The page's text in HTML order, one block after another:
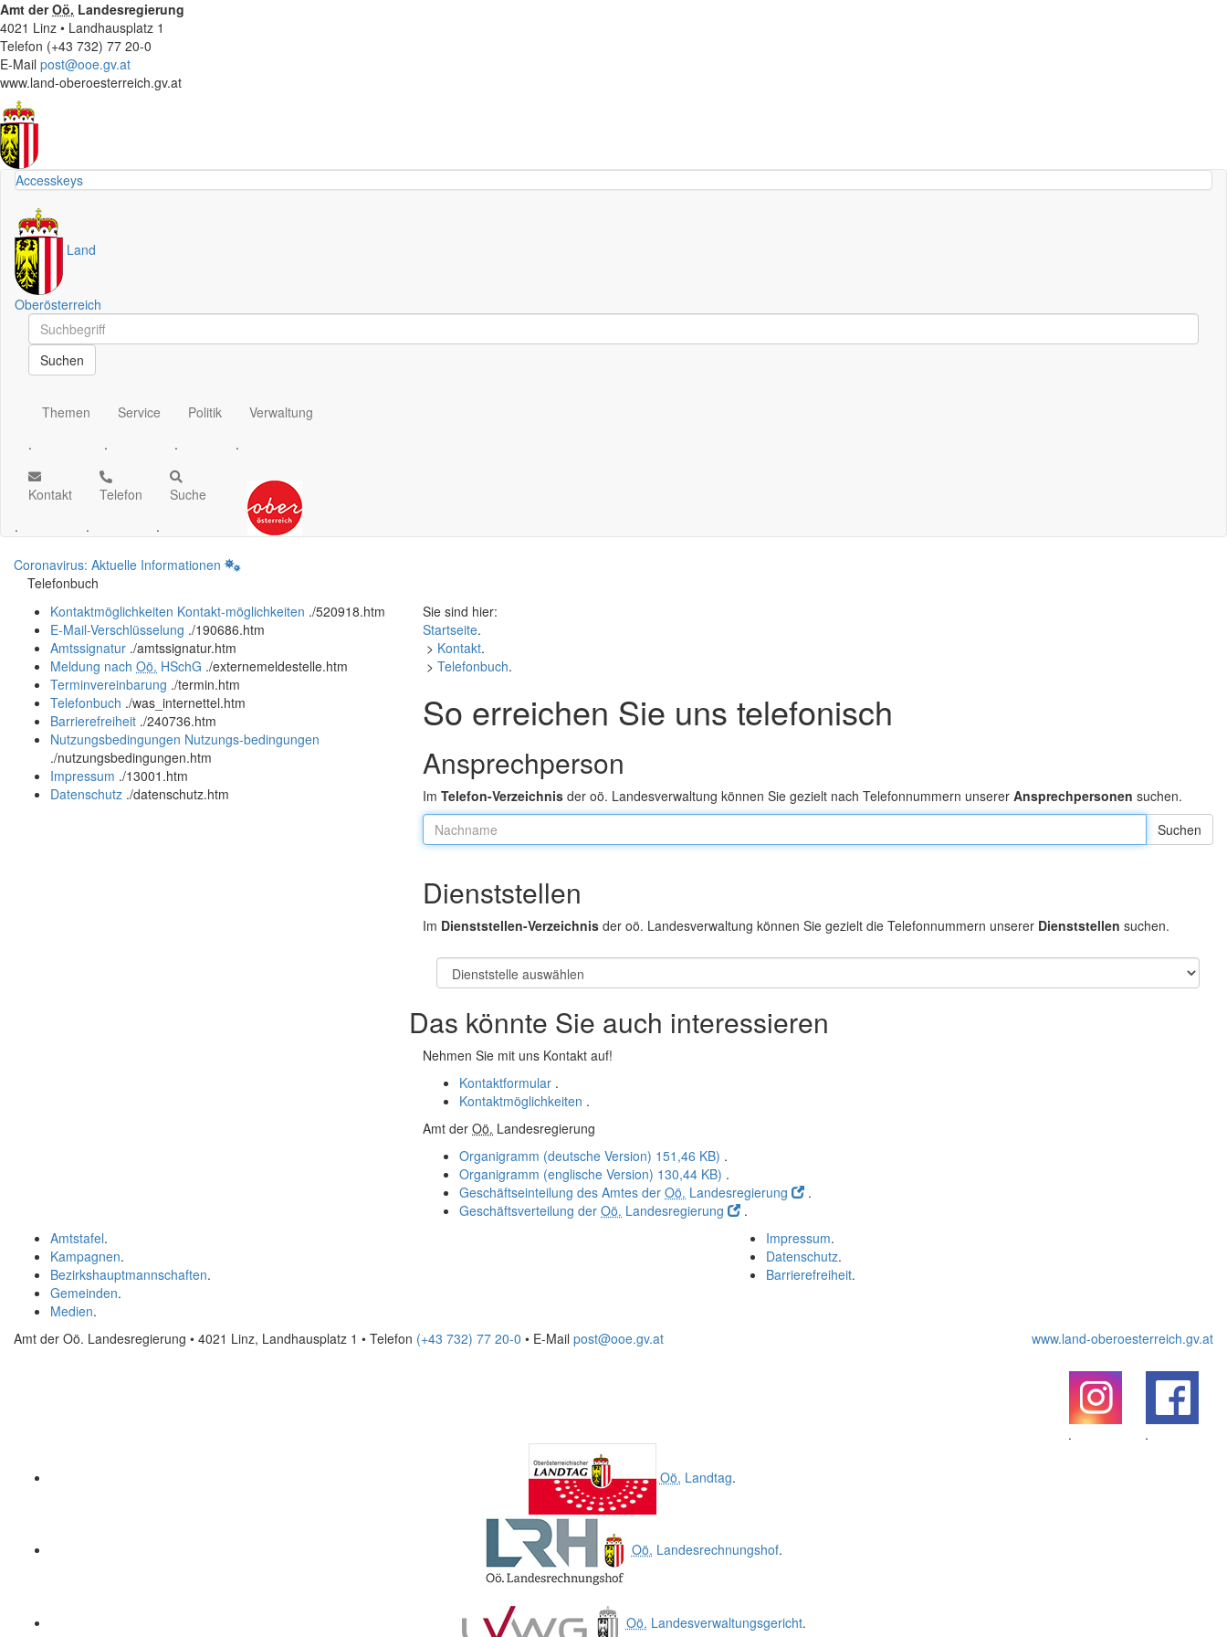
Amt derOö. Landesregierung
4021 Linz • Landhausplatz 1
Telefon (+43 732) 77 20-0
E-Mail post@ooe.gv.at
www.land-oberoesterreich.gv.at
Accesskeys
Land
Oberösterreich
Schnellsuche
Schnellsuche
Suchen
Themen
.
Service
.
Politik
.
Verwaltung
.
Kontakt
.
Telefon
.
Suche
.
Coronavirus: Aktuelle Informationen
Telefonbuch
Kontaktmöglichkeiten Kontakt-möglichkeiten ./520918.htm
E-Mail-Verschlüsselung ./190686.htm
Amtssignatur ./amtssignatur.htm
Meldung nach Oö. HSchG ./externemeldestelle.htm
Terminvereinbarung ./termin.htm
Telefonbuch ./was_internettel.htm
Barrierefreiheit ./240736.htm
Nutzungsbedingungen Nutzungs-bedingungen
./nutzungsbedingungen.htm
Impressum ./13001.htm
Datenschutz ./datenschutz.htm
Sie sind hier:
Startseite.
> Kontakt.
> Telefonbuch.
So erreichen Sie uns telefonisch
Ansprechperson
Im Telefon-Verzeichnis der oö. Landesverwaltung können Sie gezielt nach Telefonnummern unserer Ansprechpersonen suchen.
Nachname:
Dienststellen
Im Dienststellen-Verzeichnis der oö. Landesverwaltung können Sie gezielt die Telefonnummern unserer Dienststellen suchen.
Das könnte Sie auch interessieren
Nehmen Sie mit uns Kontakt auf!
Kontaktformular .
Kontaktmöglichkeiten .
Amt der Oö. Landesregierung
Organigramm (deutsche Version) 151,46 KB) .
Organigramm (englische Version) 130,44 KB) .
Geschäftseinteilung des Amtes der Oö. Landesregierung
.
Geschäftsverteilung der Oö. Landesregierung
.
Impressum.
Datenschutz.
Barrierefreiheit.
Amtstafel.
Kampagnen.
Bezirkshauptmannschaften.
Gemeinden.
Medien.
Amt der Oö. Landesregierung • 4021 Linz, Landhausplatz 1 • Telefon (+43 732) 77 20-0 • E-Mail post@ooe.gv.at www.land-oberoesterreich.gv.at
.
.
Oö. Landtag.
Oö. Landesrechnungshof.
Oö. Landesverwaltungsgericht.